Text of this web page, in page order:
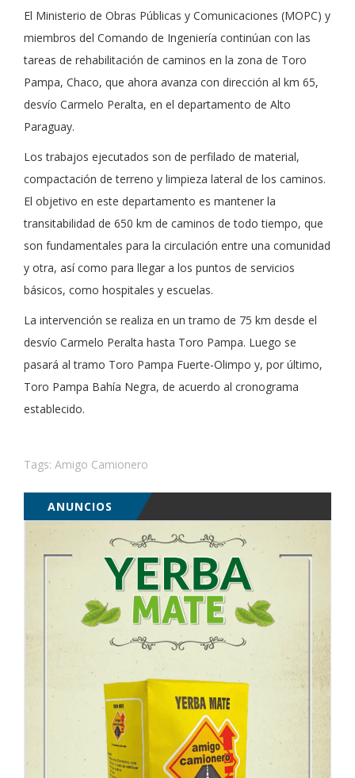
El Ministerio de Obras Públicas y Comunicaciones (MOPC) y
miembros del Comando de Ingeniería continúan con las
tareas de rehabilitación de caminos en la zona de Toro
Pampa, Chaco, que ahora avanza con dirección al km 65,
desvío Carmelo Peralta, en el departamento de Alto
Paraguay.
Los trabajos ejecutados son de perfilado de material,
compactación de terreno y limpieza lateral de los caminos.
El objetivo en este departamento es mantener la
transitabilidad de 650 km de caminos de todo tiempo, que
son fundamentales para la circulación entre una comunidad
y otra, así como para llegar a los puntos de servicios
básicos, como hospitales y escuelas.
La intervención se realiza en un tramo de 75 km desde el
desvío Carmelo Peralta hasta Toro Pampa. Luego se
pasará al tramo Toro Pampa Fuerte-Olimpo y, por último,
Toro Pampa Bahía Negra, de acuerdo al cronograma
establecido.
Tags: Amigo Camionero
ANUNCIOS